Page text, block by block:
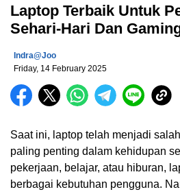
Laptop Terbaik Untuk
Sehari-Hari Dan
Indra@joo
Friday, 14 February 2025
Saat ini, laptop telah menjadi
paling penting dalam kehidupan
pekerjaan, belajar, atau hiburan,
berbagai kebutuhan pengguna.